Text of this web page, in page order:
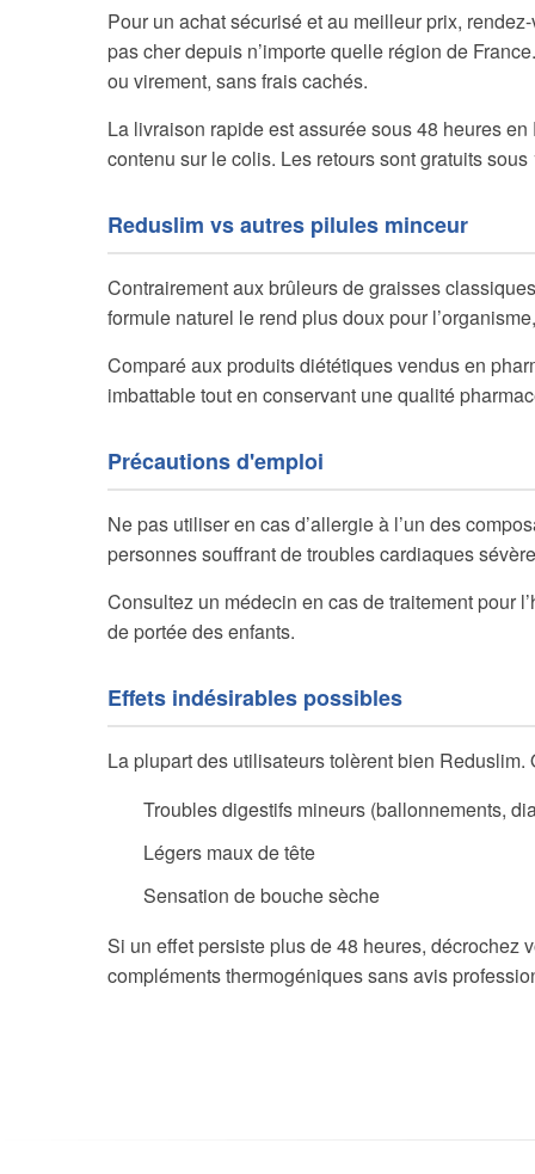
Pour un achat sécurisé et au meilleur prix,
pas cher depuis n’importe quelle région de
ou virement, sans frais cachés.
La livraison rapide est assurée sous 48 heures
contenu sur le colis. Les retours sont gratuits
Reduslim vs autres pilules minceur
Contrairement aux brûleurs de graisses
formule naturel le rend plus doux pour
Comparé aux produits diététiques vendus en
imbattable tout en conservant une qualité
Précautions d'emploi
Ne pas utiliser en cas d’allergie à l’un des
personnes souffrant de troubles cardiaques
Consultez un médecin en cas de traitement pour
de portée des enfants.
Effets indésirables possibles
La plupart des utilisateurs tolèrent bien
Troubles digestifs mineurs (ballonnements,
Légers maux de tête
Sensation de bouche sèche
Si un effet persiste plus de 48 heures, décrochez
compléments thermogéniques sans avis